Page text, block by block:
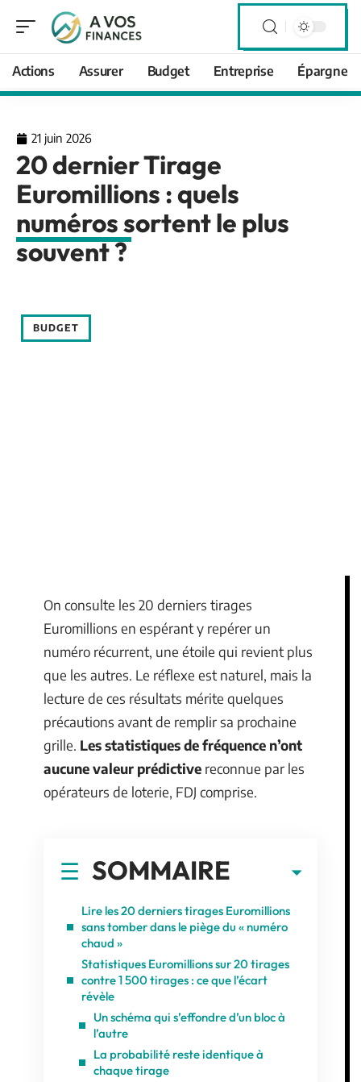
Actions Assurer Budget Entreprise Épargne
21 juin 2026
20 dernier Tirage
Euromillions : quels
numéros sortent le plus
souvent ?
BUDGET
On consulte les 20 derniers tirages
Euromillions en espérant y repérer un
numéro récurrent, une étoile qui revient plus
que les autres. Le réflexe est naturel, mais la
lecture de ces résultats mérite quelques
précautions avant de remplir sa prochaine
grille. Les statistiques de fréquence n’ont
aucune valeur prédictive reconnue par les
opérateurs de loterie, FDJ comprise.
SOMMAIRE
Lire les 20 derniers tirages Euromillions
sans tomber dans le piège du « numéro
chaud »
Statistiques Euromillions sur 20 tirages
contre 1 500 tirages : ce que l’écart
révèle
Un schéma qui s’effondre d’un bloc à
l’autre
La probabilité reste identique à
chaque tirage